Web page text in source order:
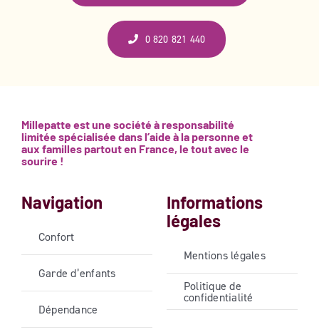
0 820 821 440
Millepatte est une société à responsabilité
limitée spécialisée dans l’aide à la personne et
aux familles partout en France, le tout avec le
sourire !
Navigation
Confort
Garde d’enfants
Dépendance
Informations
légales
Mentions légales
Politique de
confidentialité